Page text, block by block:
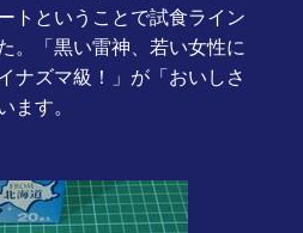
トということで試食ライン
。「黒い雷神、若い女性に
ナズマ級！」が「おいしさ
ます。